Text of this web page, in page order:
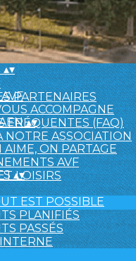
PARTENAIRES
▴▾
ACCOMPAGNE
FRÉQUENTES (FAQ)
NOTRE ASSOCIATION
▴▾
AIME, ON PARTAGE
AVF
LOISIRS
▴▾
EST POSSIBLE
PLANIFIÉS
PASSÉS